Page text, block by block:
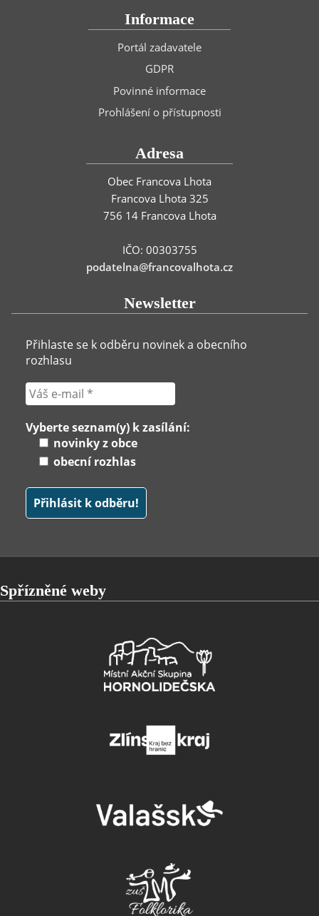
Informace
Portál zadavatele
GDPR
Povinné informace
Prohlášení o přístupnosti
Adresa
Obec Francova Lhota
Francova Lhota 325
756 14 Francova Lhota
IČO: 00303755
podatelna@francovalhota.cz
Newsletter
Přihlaste se k odběru novinek a obecního
rozhlasu
Vyberte seznam(y) k zasílání:
novinky z obce
obecní rozhlas
Spřízněné weby